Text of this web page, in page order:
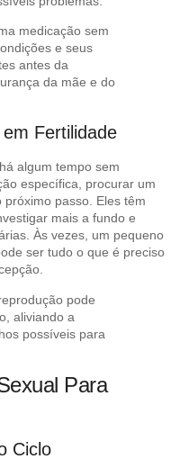
medicação sem
e seus
antes da
da mãe e do
Fertilidade
algum tempo sem
específica, procurar um
passo. Eles têm
mais a fundo e
Às vezes, um pequeno
ser tudo o que é preciso
pode
aliviando a
possíveis para
Para
Ciclo